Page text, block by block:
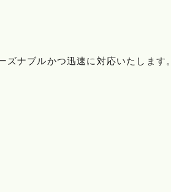
ナブルかつ迅速に対応いたします。